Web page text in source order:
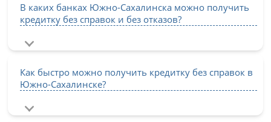
В каких банках Южно-Сахалинска можно получить
кредитку без справок и без отказов?
Как быстро можно получить кредитку без справок в
Южно-Сахалинске?